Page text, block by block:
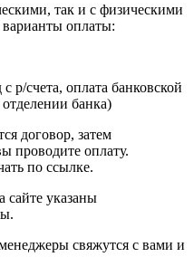
так и с физическими
оплаты:
р/счета, оплата банковской
банка)
договор, затем
проводите оплату.
по ссылке.
указаны
свяжутся с вами и